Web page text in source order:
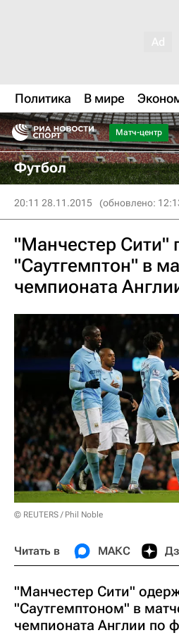
Политика В мире
Матч-центр
Футбол
20:11 28.11.2015 (обновлено:
"Манчестер Сити"
"Саутгемптон" в
чемпионата
© REUTERS / Phil Noble
Читать в МАКС
"Манчестер Сити"
"Саутгемптоном" в
чемпионата Англии по